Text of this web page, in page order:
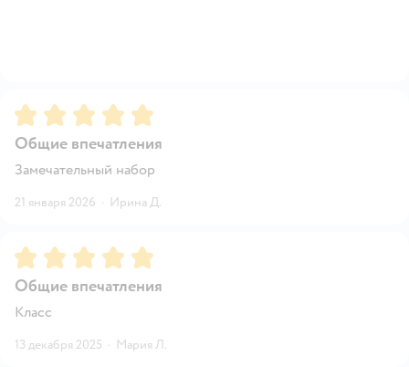
Рейтинг:5
Общие впечатления
Замечательный набор
21 января 2026 · Ирина Д.
Рейтинг:5
Общие впечатления
Класс
13 декабря 2025 · Мария Л.